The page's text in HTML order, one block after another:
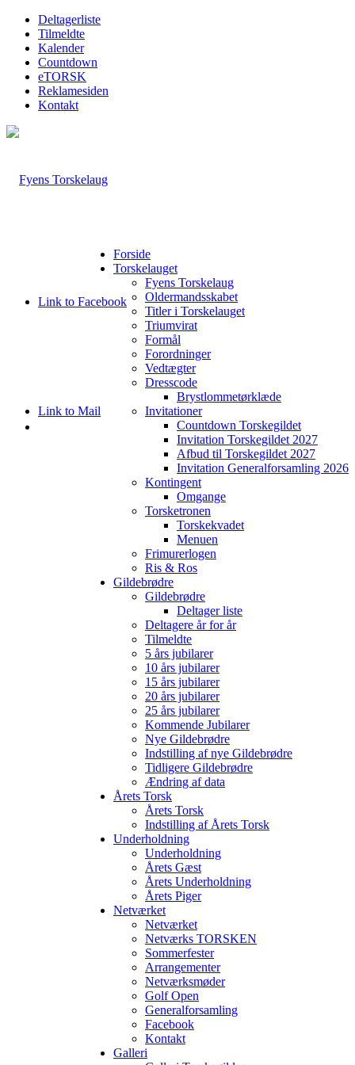
Deltagerliste
Tilmeldte
Kalender
Countdown
eTORSK
Reklamesiden
Kontakt
Link to Facebook
Link to Mail
Forside
Torskelauget
Fyens Torskelaug
Oldermandsskabet
Titler i Torskelauget
Triumvirat
Formål
Forordninger
Vedtægter
Dresscode
Brystlommetørklæde
Invitationer
Countdown Torskegildet
Invitation Torskegildet 2027
Afbud til Torskegildet 2027
Invitation Generalforsamling 2026
Kontingent
Omgange
Torsketronen
Torskekvadet
Menuen
Frimurerlogen
Ris & Ros
Gildebrødre
Gildebrødre
Deltager liste
Deltagere år for år
Tilmeldte
5 års jubilarer
10 års jubilarer
15 års jubilarer
20 års jubilarer
25 års jubilarer
Kommende Jubilarer
Nye Gildebrødre
Indstilling af nye Gildebrødre
Tidligere Gildebrødre
Ændring af data
Årets Torsk
Årets Torsk
Indstilling af Årets Torsk
Underholdning
Underholdning
Årets Gæst
Årets Underholdning
Årets Piger
Netværket
Netværket
Netværks TORSKEN
Sommerfester
Arrangementer
Netværksmøder
Golf Open
Generalforsamling
Facebook
Kontakt
Galleri